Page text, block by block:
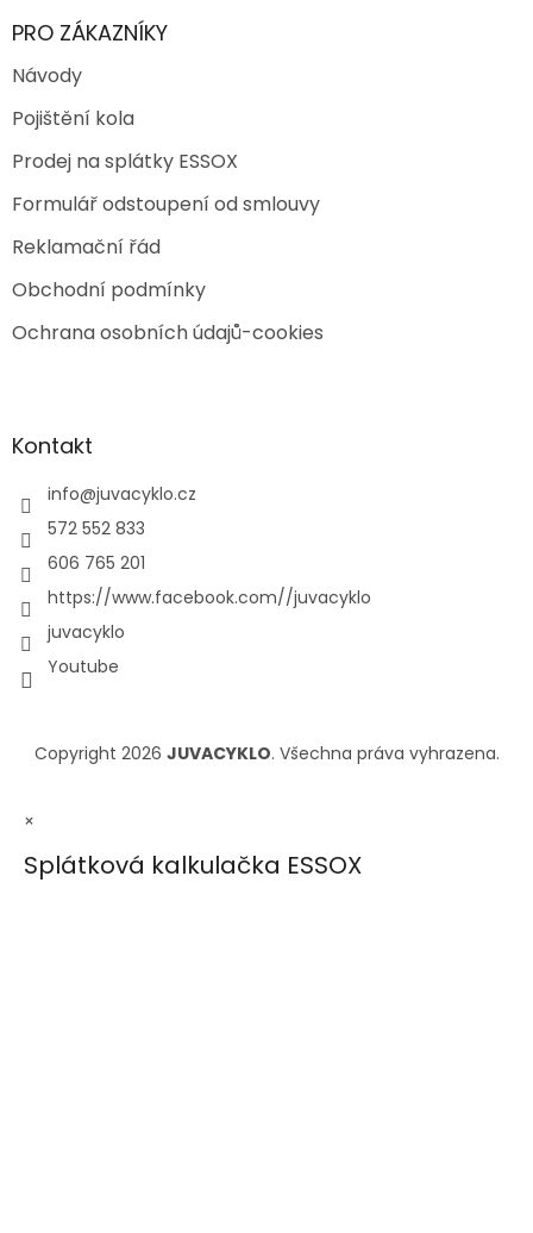
PRO ZÁKAZNÍKY
Návody
Pojištění kola
Prodej na splátky ESSOX
Formulář odstoupení od smlouvy
Reklamační řád
Obchodní podmínky
Ochrana osobních údajů-cookies
Kontakt
info@juvacyklo.cz
572 552 833
606 765 201
https://www.facebook.com//juvacyklo
juvacyklo
Youtube
Copyright 2026 JUVACYKLO. Všechna práva vyhrazena.
×
Splátková kalkulačka ESSOX